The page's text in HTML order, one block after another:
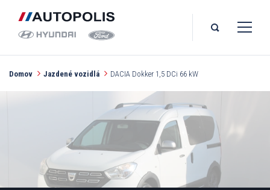
Domov Jazdené vozidlá DACIA Dokker 1,5 DCi 66 kW